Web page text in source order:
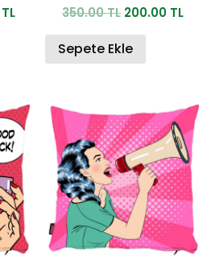
TLŞu
200.00 TL.
350.00TL Orijinal
350.00 TL.
200.00 TLŞu
Sepete Ekle